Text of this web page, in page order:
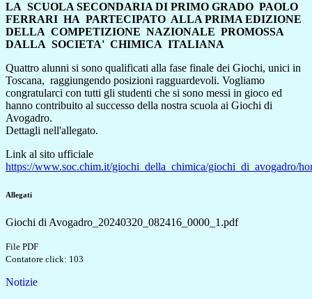
LA SCUOLA SECONDARIA DI PRIMO GRADO PAOLO
FERRARI HA PARTECIPATO ALLA PRIMA EDIZIONE
DELLA COMPETIZIONE NAZIONALE PROMOSSA
DALLA SOCIETA' CHIMICA ITALIANA
Quattro alunni si sono qualificati alla fase finale dei Giochi, unici in
Toscana, raggiungendo posizioni ragguardevoli. Vogliamo
congratularci con tutti gli studenti che si sono messi in gioco ed
hanno contribuito al successo della nostra scuola ai Giochi di
Avogadro.
Dettagli nell'allegato.
Link al sito ufficiale
https://www.soc.chim.it/giochi_della_chimica/giochi_di_avogadro/
Allegati
Giochi di Avogadro_20240320_082416_0000_1.pdf
File PDF
Contatore click: 103
Notizie